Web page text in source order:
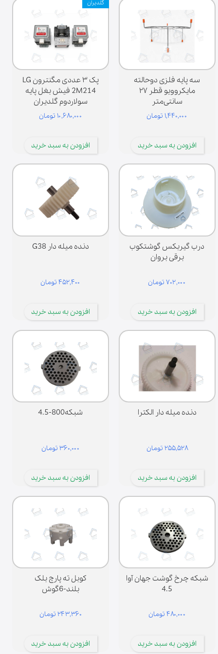
سه پایه فلزی دوحالته
مایکروویو قطر ۲۷
سانتی‌متر
۱,۴۴۰,۰۰۰ تومان
افزودن به سبد خرید
پک ۳ عددی مگنترون LG
2M214 فیش بغل پایه
سولاردوم گلدیران
۱۰,۶۸۰,۰۰۰ تومان
افزودن به سبد خرید
گلدیران
درب گیربکس گوشتکوب
برقی بروان
۷۰۲,۰۰۰ تومان
افزودن به سبد خرید
دنده میله دار G38
۴۵۲,۴۰۰ تومان
افزودن به سبد خرید
دنده میله دار الکترا
۲۵۵,۵۲۸ تومان
افزودن به سبد خرید
شبکه800-4.5
۳۶۰,۰۰۰ تومان
افزودن به سبد خرید
شبکه چرخ گوشت جهان آوا
4.5
۴۸۰,۰۰۰ تومان
افزودن به سبد خرید
کوبل ته پارچ بلک
بلند-6گوش
۲۴۳,۳۶۰ تومان
افزودن به سبد خرید